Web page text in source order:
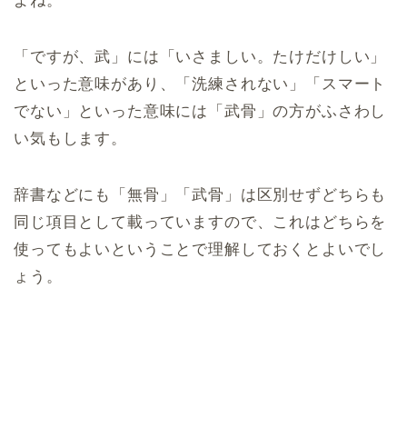
「ですが、武」には「いさましい。たけだけしい」
といった意味があり、「洗練されない」「スマート
でない」といった意味には「武骨」の方がふさわし
い気もします。
辞書などにも「無骨」「武骨」は区別せずどちらも
同じ項目として載っていますので、これはどちらを
使ってもよいということで理解しておくとよいでし
ょう。